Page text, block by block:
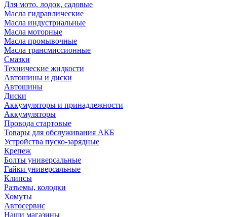
Для мото, лодок, садовые
Масла гидравлические
Масла индустриальные
Масла моторные
Масла промывочные
Масла трансмиссионные
Смазки
Технические жидкости
Автошины и диски
Автошины
Диски
Аккумуляторы и принадлежности
Аккумуляторы
Провода стартовые
Товары для обслуживания АКБ
Устройства пуско-зарядные
Крепеж
Болты универсальные
Гайки универсальные
Клипсы
Разъемы, колодки
Хомуты
Автосервис
Наши магазины